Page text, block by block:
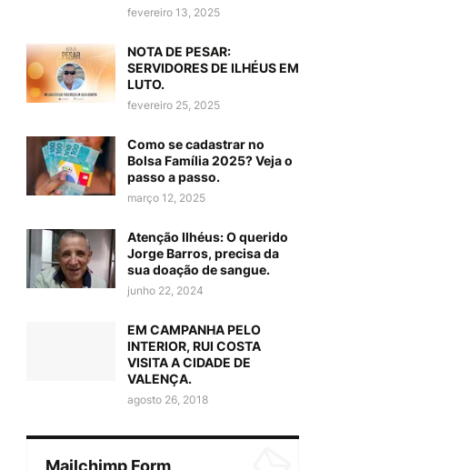
fevereiro 13, 2025
NOTA DE PESAR:
SERVIDORES DE ILHÉUS EM
LUTO.
fevereiro 25, 2025
Como se cadastrar no
Bolsa Família 2025? Veja o
passo a passo.
março 12, 2025
Atenção Ilhéus: O querido
Jorge Barros, precisa da
sua doação de sangue.
junho 22, 2024
EM CAMPANHA PELO
INTERIOR, RUI COSTA
VISITA A CIDADE DE
VALENÇA.
agosto 26, 2018
Mailchimp Form